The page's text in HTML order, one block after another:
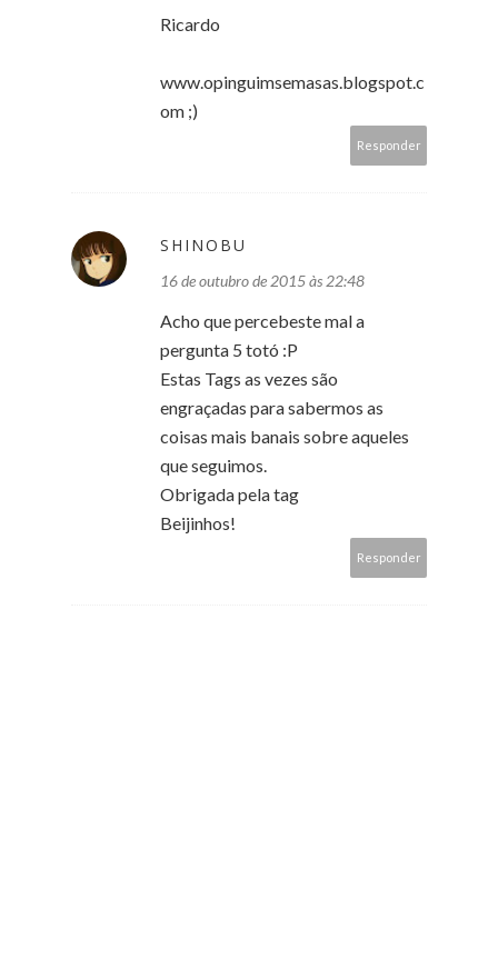
Ricardo
www.opinguimsemasas.blogspot.c
om ;)
Responder
SHINOBU
16 de outubro de 2015 às 22:48
Acho que percebeste mal a
pergunta 5 totó :P
Estas Tags as vezes são
engraçadas para sabermos as
coisas mais banais sobre aqueles
que seguimos.
Obrigada pela tag
Beijinhos!
Responder